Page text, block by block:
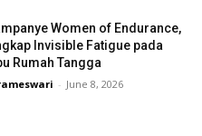
Women of Endurance,
Invisible Fatigue pada
Rumah Tangga
- June 8, 2026